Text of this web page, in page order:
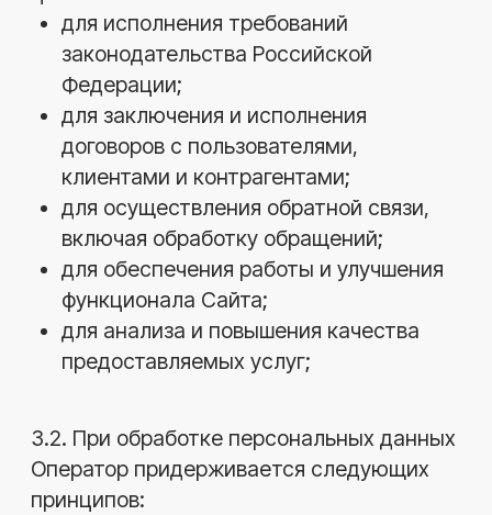
Конституция Российской Федерации;
Гражданский, Трудовой, Налоговый
кодексы РФ;
Федеральный закон № 152-ФЗ «О
персональных данных»;
иные нормативные акты в сфере
информационной безопасности и
5.Состав и объем
обрабатываемых данных
5.1. Оператор может обрабатывать
следующие категории персональных
данных:
фамилия, имя, отчество;
IP-адрес, cookies, данные о действиях
иные сведения, предоставляемые
пользователем добровольно в формах